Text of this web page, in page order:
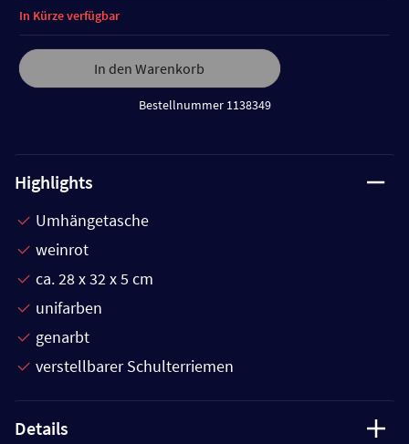
In den Warenkorb
Bestellnummer 1138349
In Kürze verfügbar
Highlights
Umhängetasche
weinrot
ca. 28 x 32 x 5 cm
unifarben
genarbt
verstellbarer Schulterriemen
Details